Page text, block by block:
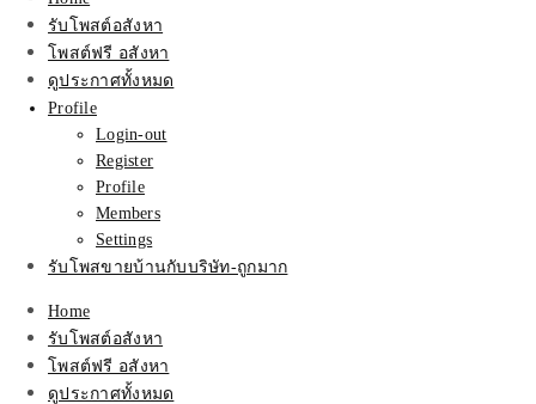
โฆษณารับโพสอสังหา ทีม
งาน บริํษัทใหญ่ เว็บขาย
บ้าน คุณภาพอันดับ1
SEOขายบ้าน
รับโพสต์อสังหา
โพสต์ฟรี อสังหา
ดูประกาศทั้งหมด
Profile
Login-out
Register
Profile
Members
Settings
รับโพสขายบ้านกับบริษัท-ถูกมาก
Home
รับโพสต์อสังหา
โพสต์ฟรี อสังหา
ดูประกาศทั้งหมด